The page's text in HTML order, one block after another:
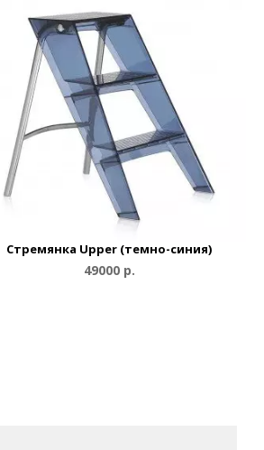
Стремянка Upper (темно-синия)
49000 р.